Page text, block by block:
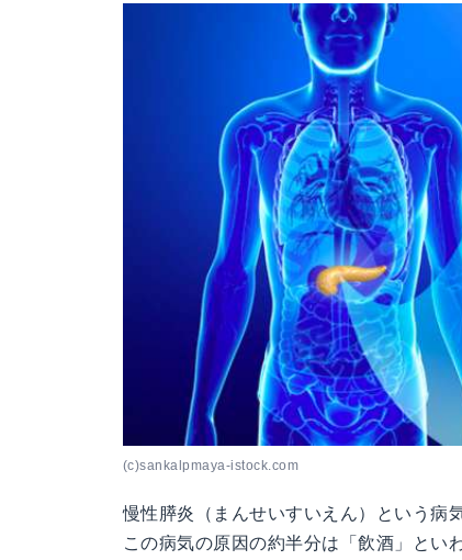
(c)sankalpmaya-istock.com
慢性膵炎（まんせいすいえん）という病
この病気の原因の約半分は「飲酒」とい